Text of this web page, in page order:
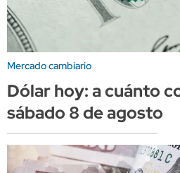
Mercado cambiario
Dólar hoy: a cuánto
sábado 8 de agosto